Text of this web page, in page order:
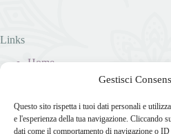
Gestisci
Questo sito rispetta i tuoi dati personali e
e l'esperienza della tua navigazione. Cliccando
dati come il comportamento di navigazione o
Links
Home
Disconoscimento
Imprint